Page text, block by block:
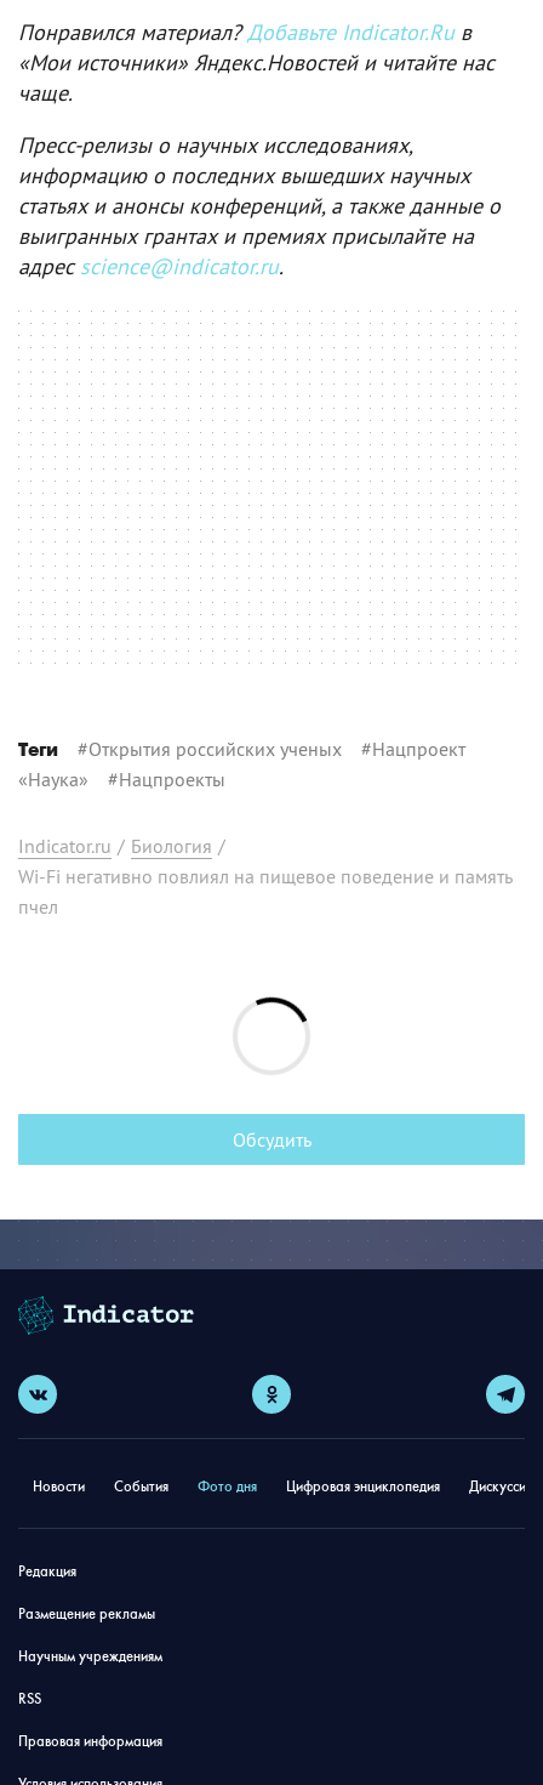
Понравился материал?Добавьте Indicator.Ruв
«Мои источники» Яндекс.Новостей и читайте нас
чаще.
Пресс-релизы о научных исследованиях,
информацию о последних вышедших научных
статьях и анонсы конференций, а также данные о
выигранных грантах и премиях присылайте на
адресscience@indicator.ru.
Теги #Открытия российских ученых #Нацпроект
«Наука» #Нацпроекты
Indicator.ru / Биология /
Wi-Fi негативно повлиял на пищевое поведение и память
пчел
Обсудить
Новости События Фото дня Цифровая энциклопедия
Редакция
Размещение рекламы
Научным учреждениям
RSS
Правовая информация